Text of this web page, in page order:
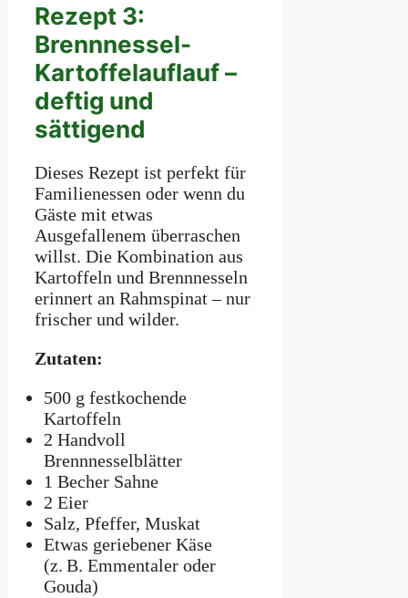
Rezept 3:
Brennnessel-
Kartoffelauflauf –
deftig und
sättigend
Dieses Rezept ist perfekt für
Familienessen oder wenn du
Gäste mit etwas
Ausgefallenem überraschen
willst. Die Kombination aus
Kartoffeln und Brennnesseln
erinnert an Rahmspinat – nur
frischer und wilder.
Zutaten:
500 g festkochende
Kartoffeln
2 Handvoll
Brennnesselblätter
1 Becher Sahne
2 Eier
Salz, Pfeffer, Muskat
Etwas geriebener Käse
(z. B. Emmentaler oder
Gouda)